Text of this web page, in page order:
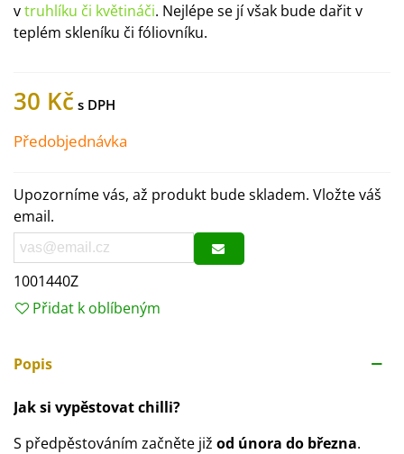
vtruhlíku či květináči. Nejlépe se jí však bude dařit v
teplém skleníku či fóliovníku.
30 Kč
Předobjednávka
Upozorníme vás, až produkt bude skladem. Vložte váš
email.
1001440Z
Přidat k oblíbeným
Popis
Jak si vypěstovat chilli?
S předpěstováním začněte již od února do března.